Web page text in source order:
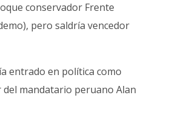
conservador Frente
pero saldría vencedor
entrado en política como
mandatario peruano Alan